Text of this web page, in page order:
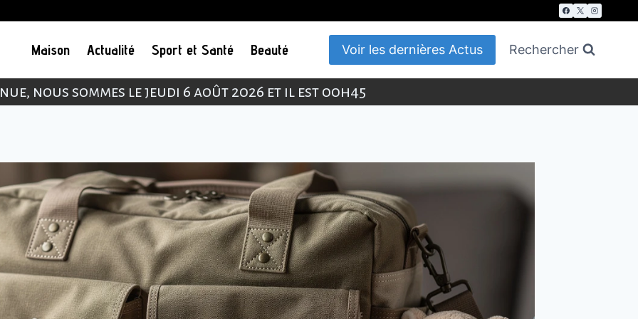
Maison Actualité Sport et Santé Beauté Voir les dernières Actus Rechercher
nous sommes le jeudi 6 août 2026 et il est 00h45